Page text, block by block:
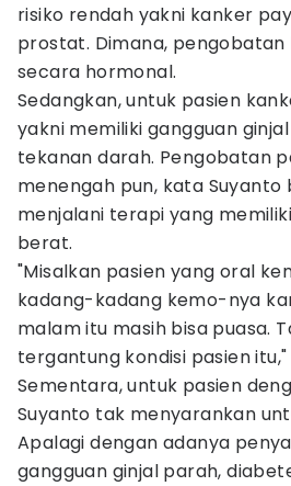
risiko rendah yakni kanker
prostat. Dimana, pengobatan
secara hormonal.
Sedangkan, untuk pasien
yakni memiliki gangguan
tekanan darah. Pengobatan
menengah pun, kata Suyanto
menjalani terapi yang
berat.
"Misalkan pasien yang oral
kadang-kadang kemo-nya
malam itu masih bisa puasa.
tergantung kondisi pasien
Sementara, untuk pasien
Suyanto tak menyarankan
Apalagi dengan adanya
gangguan ginjal parah,